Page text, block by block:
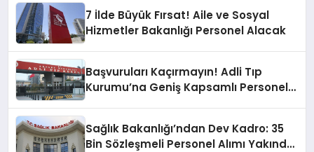
7 İlde Büyük Fırsat! Aile ve Sosyal
Hizmetler Bakanlığı Personel Alacak
Başvuruları Kaçırmayın! Adli Tıp
Kurumu’na Geniş Kapsamlı Personel
Sağlık Bakanlığı’ndan Dev Kadro: 35
Bin Sözleşmeli Personel Alımı Yakında